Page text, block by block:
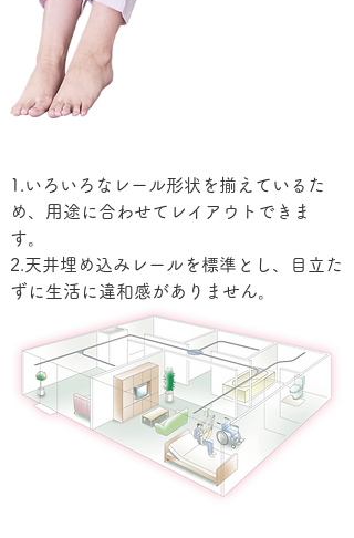
1.いろいろなレール形状を揃えているた
め、用途に合わせてレイアウトできま
す。
2.天井埋め込みレールを標準とし、目立た
ずに生活に違和感がありません。